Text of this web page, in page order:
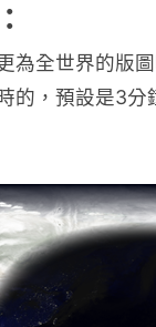
為全世界的版
的，預設是3